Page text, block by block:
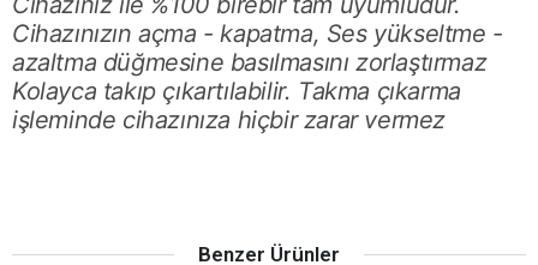
Cihazınızın açma - kapatma, Ses yükseltme -
azaltma düğmesine basılmasını zorlaştırmaz
Kolayca takıp çıkartılabilir. Takma çıkarma
işleminde cihazınıza hiçbir zarar vermez
Benzer Ürünler